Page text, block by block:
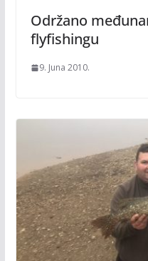
Održano
flyfishingu
9. Juna 2010.